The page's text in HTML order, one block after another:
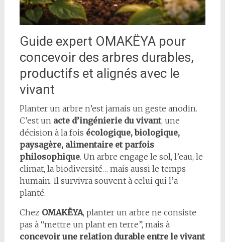
Guide expert OMAKËYA pour
concevoir des arbres durables,
productifs et alignés avec le
vivant
Planter un arbre n’est jamais un geste anodin.
C’est un acte d’ingénierie du vivant, une
décision à la fois écologique, biologique,
paysagère, alimentaire et parfois
philosophique. Un arbre engage le sol, l’eau, le
climat, la biodiversité… mais aussi le temps
humain. Il survivra souvent à celui qui l’a
planté.
Chez OMAKËYA, planter un arbre ne consiste
pas à “mettre un plant en terre”, mais à
concevoir une relation durable entre le vivant